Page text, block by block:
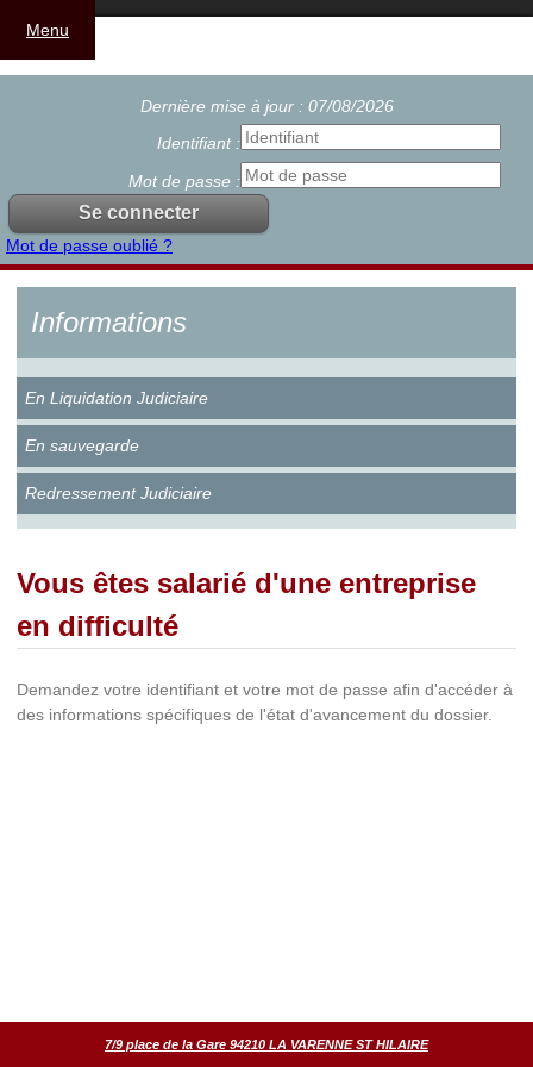
Dernière mise à jour : 07/08/2026
Identifiant :
Mot de passe :
Mot de passe oublié ?
Menu
Informations
En Liquidation Judiciaire
En sauvegarde
Redressement Judiciaire
Vous êtes salarié d'une entreprise
en difficulté
Demandez votre identifiant et votre mot de passe afin d'accéder à
des informations spécifiques de l'état d'avancement du dossier.
7/9 place de la Gare 94210 LA VARENNE ST HILAIRE